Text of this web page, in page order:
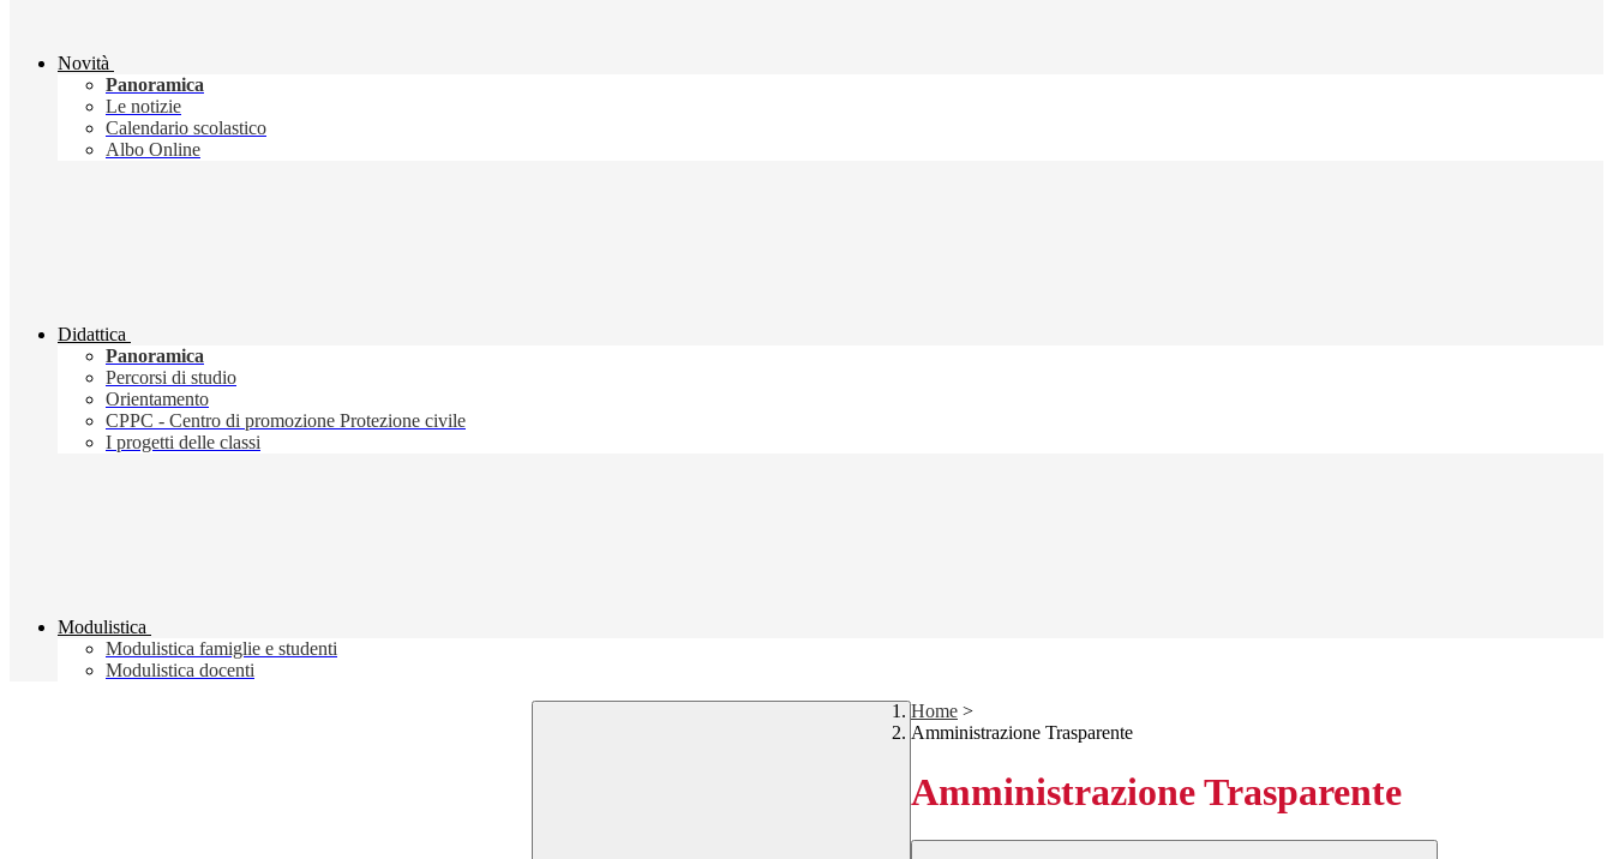
Novità
Panoramica
Le notizie
Calendario scolastico
Albo Online
Didattica
Panoramica
Percorsi di studio
Orientamento
CPPC - Centro di promozione Protezione civile
I progetti delle classi
Modulistica
Modulistica famiglie e studenti
Modulistica docenti
Home >
Amministrazione Trasparente
Amministrazione Trasparente